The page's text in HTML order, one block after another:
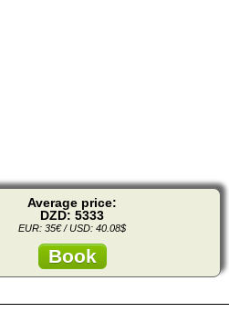
Average price:
DZD: 5333
EUR: 35€ / USD: 40.08$
Book